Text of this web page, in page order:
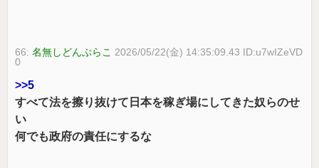
66:名無しどんぶらこ 2026/05/22(金) 14:35:09.43 ID:u7wIZeVD
0
>>5
すべて法を擦り抜けて日本を稼ぎ場にしてきた奴らのせ
い
何でも政府の責任にするな